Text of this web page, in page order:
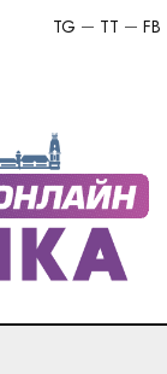
FB
TT
TG